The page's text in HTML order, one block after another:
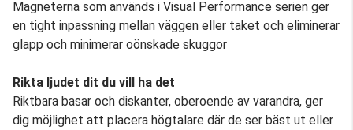
Magneterna som används i Visual Performance serien ger
en tight inpassning mellan väggen eller taket och eliminerar
glapp och minimerar oönskade skuggor
Rikta ljudet dit du vill ha det
Riktbara basar och diskanter, oberoende av varandra, ger
dig möjlighet att placera högtalare där de ser bäst ut eller